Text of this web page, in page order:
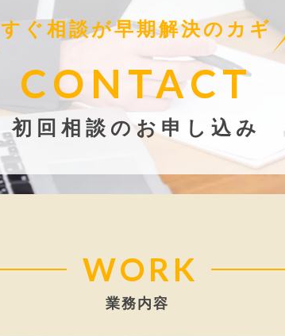
すぐ相談が早期解決のカギ
CONTACT
初回相談のお申し込み
WORK
業務内容